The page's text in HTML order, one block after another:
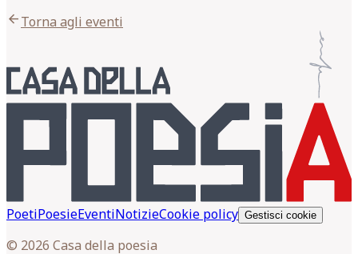
arrow_backTorna agli eventi
PoetiPoesieEventiNotizieCookie policy Gestisci cookie
© 2026 Casa della poesia